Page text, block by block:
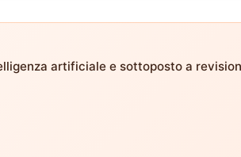
artificiale e sottoposto a